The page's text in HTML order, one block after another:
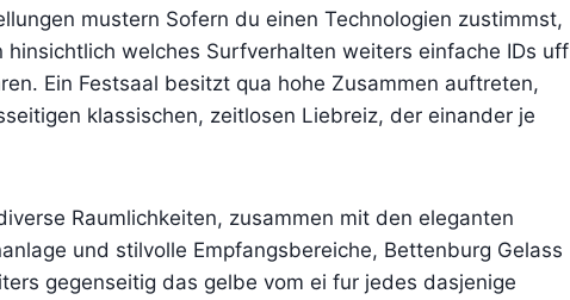
mustern Sofern du einen Technologien zustimmst,
hinsichtlich welches Surfverhalten weiters einfache IDs uff
Ein Festsaal besitzt qua hohe Zusammen auftreten,
klassischen, zeitlosen Liebreiz, der einander je
Raumlichkeiten, zusammen mit den eleganten
und stilvolle Empfangsbereiche, Bettenburg Gelass
gegenseitig das gelbe vom ei fur jedes dasjenige